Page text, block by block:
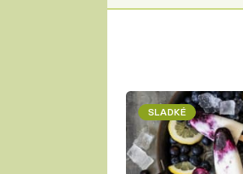
SLADKÉ